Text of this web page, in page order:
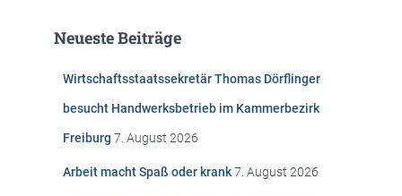
n
Neueste Beiträge
Wirtschaftsstaatssekretär Thomas Dörflinger
besucht Handwerksbetrieb im Kammerbezirk
Freiburg 7. August 2026
Arbeit macht Spaß oder krank7. August 2026